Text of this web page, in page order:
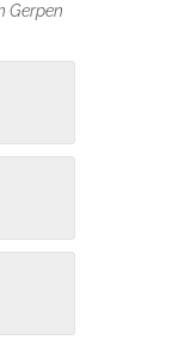
Gerpen